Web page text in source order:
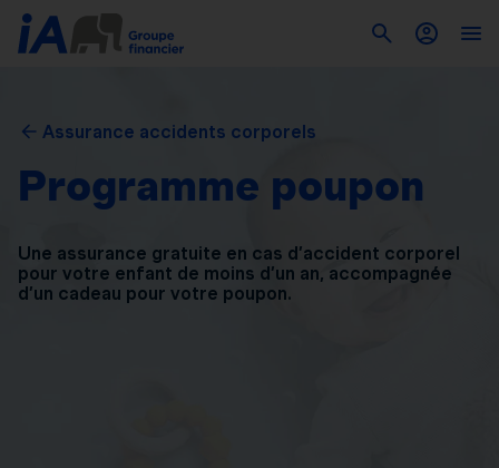
Assurance accidents corporels
Programme poupon
Une assurance gratuite en cas d’accident corporel
pour votre enfant de moins d’un an, accompagnée
d’un cadeau pour votre poupon.